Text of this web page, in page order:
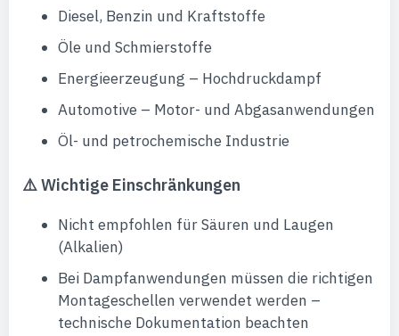
Diesel, Benzin und Kraftstoffe
Öle und Schmierstoffe
Energieerzeugung – Hochdruckdampf
Automotive – Motor- und Abgasanwendungen
Öl- und petrochemische Industrie
⚠️ Wichtige Einschränkungen
Nicht empfohlen für Säuren und Laugen
(Alkalien)
Bei Dampfanwendungen müssen die richtigen
Montageschellen verwendet werden –
technische Dokumentation beachten